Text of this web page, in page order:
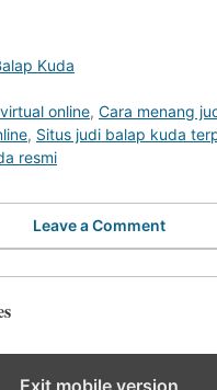
Kuda
online, Cara menang
, Situs judi balap kuda
resmi
Leave a Comment